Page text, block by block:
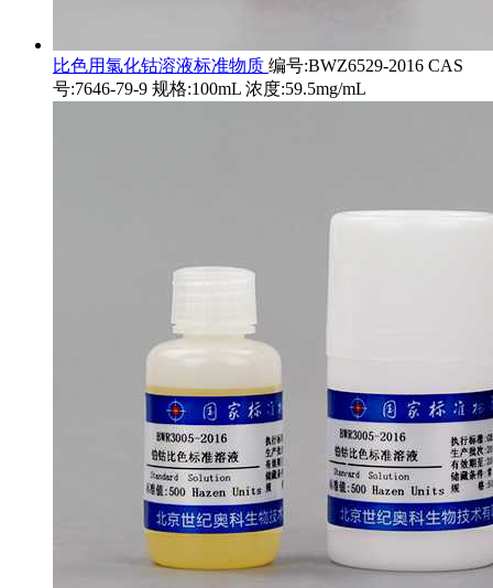
比色用氯化钴溶液标准物质 编号:BWZ6529-2016 CAS
号:7646-79-9 规格:100mL 浓度:59.5mg/mL